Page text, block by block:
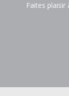
Faites